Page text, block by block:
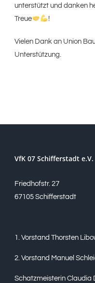
unterstützt und danken
Treue
!
Vielen Dank an Union
Unterstützung.
VfK 07 Schifferstadt e.V.
Friedhofstr. 27
67105 Schifferstadt
1. Vorstand Thorsten
2. Vorstand Manuel
Schatzmeisterin Claudia